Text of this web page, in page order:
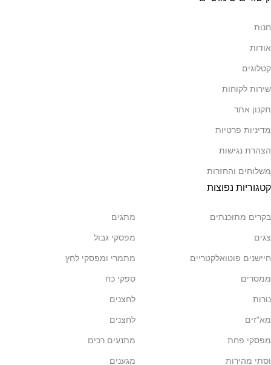
חנות
אודות
קטלוגים
שירות לקוחות
תקנון אתר
מדיניות פרטיות
הצהרת נגישות
משלוחים והחזרות
קטגוריות נפוצות
בקרים מתוכנתים מתגים
צגים מפסקי גבול
חיישנים פוטואלקטריים מתמרי ומפסקי לחץ
ממסרים ספקי כח
נורות לחצנים
מא"זים לחצנים
מפסקי פחת מתנעים רכים
וסתי מהירות מגענים